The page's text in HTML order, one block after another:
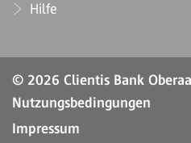
Hilfe
© 2026 Clientis Bank
Nutzungsbedingungen
Impressum